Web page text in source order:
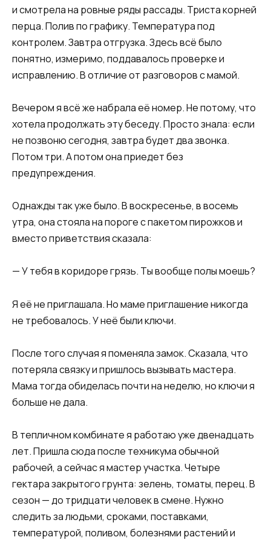
и смотрела на ровные ряды рассады. Триста корней
перца. Полив по графику. Температура под
контролем. Завтра отгрузка. Здесь всё было
понятно, измеримо, поддавалось проверке и
исправлению. В отличие от разговоров с мамой.
Вечером я всё же набрала её номер. Не потому, что
хотела продолжать эту беседу. Просто знала: если
не позвоню сегодня, завтра будет два звонка.
Потом три. А потом она приедет без
предупреждения.
Однажды так уже было. В воскресенье, в восемь
утра, она стояла на пороге с пакетом пирожков и
вместо приветствия сказала:
— У тебя в коридоре грязь. Ты вообще полы моешь?
Я её не приглашала. Но маме приглашение никогда
не требовалось. У неё были ключи.
После того случая я поменяла замок. Сказала, что
потеряла связку и пришлось вызывать мастера.
Мама тогда обиделась почти на неделю, но ключи я
больше не дала.
В тепличном комбинате я работаю уже двенадцать
лет. Пришла сюда после техникума обычной
рабочей, а сейчас я мастер участка. Четыре
гектара закрытого грунта: зелень, томаты, перец. В
сезон — до тридцати человек в смене. Нужно
следить за людьми, сроками, поставками,
температурой, поливом, болезнями растений и